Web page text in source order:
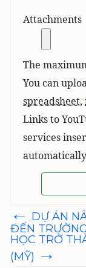
Attachments
The
You can
spreadsheet,
Links to
services
Điều
hướng
bài
viết
← DỰ ÁN
ĐẾN TRƯỜNG
HỌC TRỞ
(MỸ) →